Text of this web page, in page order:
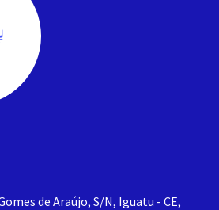
de Araújo, S/N, Iguatu - CE,